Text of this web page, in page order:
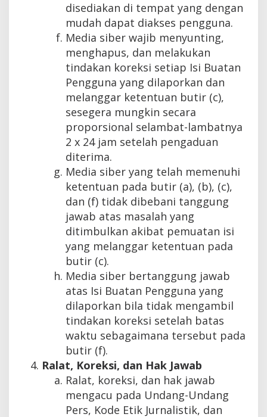
disediakan di tempat yang dengan
mudah dapat diakses pengguna.
Media siber wajib menyunting,
menghapus, dan melakukan
tindakan koreksi setiap Isi Buatan
Pengguna yang dilaporkan dan
melanggar ketentuan butir (c),
sesegera mungkin secara
proporsional selambat-lambatnya
2 x 24 jam setelah pengaduan
diterima.
Media siber yang telah memenuhi
ketentuan pada butir (a), (b), (c),
dan (f) tidak dibebani tanggung
jawab atas masalah yang
ditimbulkan akibat pemuatan isi
yang melanggar ketentuan pada
butir (c).
Media siber bertanggung jawab
atas Isi Buatan Pengguna yang
dilaporkan bila tidak mengambil
tindakan koreksi setelah batas
waktu sebagaimana tersebut pada
butir (f).
Ralat, Koreksi, dan Hak Jawab
Ralat, koreksi, dan hak jawab
mengacu pada Undang-Undang
Pers, Kode Etik Jurnalistik, dan